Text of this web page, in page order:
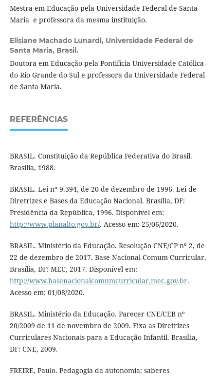
Mestra em Educação pela Universidade Federal de Santa
Maria e professora da mesma instituição.
Elisiane Machado Lunardi, Universidade Federal de
Santa Maria, Brasil.
Doutora em Educação pela Pontifícia Universidade Católica
do Rio Grande do Sul e professora da Universidade Federal
de Santa Maria.
REFERÊNCIAS
BRASIL. Constituição da República Federativa do Brasil.
Brasília, 1988.
BRASIL. Lei nº 9.394, de 20 de dezembro de 1996. Lei de
Diretrizes e Bases da Educação Nacional. Brasília, DF:
Presidência da República, 1996. Disponível em:
http://www.planalto.gov.br/. Acesso em: 25/06/2020.
BRASIL. Ministério da Educação. Resolução CNE/CP nº 2, de
22 de dezembro de 2017. Base Nacional Comum Curricular.
Brasília, DF: MEC, 2017. Disponível em:
http://www.basenacionalcomumcurricular.mec.gov.br.
Acesso em: 01/08/2020.
BRASIL. Ministério da Educação. Parecer CNE/CEB nº
20/2009 de 11 de novembro de 2009. Fixa as Diretrizes
Curriculares Nacionais para a Educação Infantil. Brasília,
DF: CNE, 2009.
FREIRE, Paulo. Pedagogia da autonomia: saberes